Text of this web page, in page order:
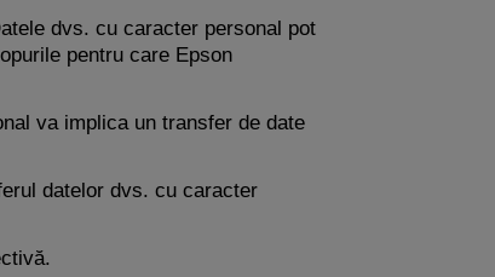
dvs. cu caracter personal pot
pentru care Epson
va implica un transfer de date
datelor dvs. cu caracter